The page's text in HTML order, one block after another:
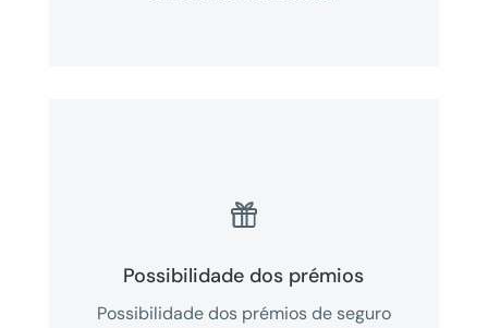

Possibilidade dos prémios
Possibilidade dos prémios de seguro